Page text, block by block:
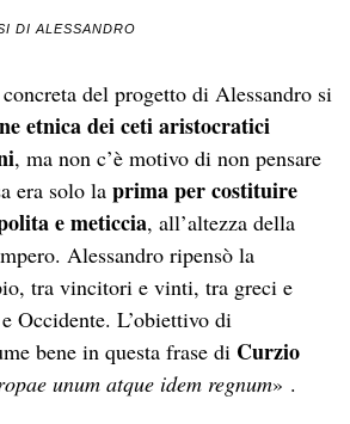
DI ALESSANDRO
del progetto di Alessandro si
etnica dei ceti aristocratici
, ma non c’è motivo di non pensare
era solo la prima per costituire
e meticcia, all’altezza della
Alessandro ripensò la
tra vincitori e vinti, tra greci e
Occidente. L’obiettivo di
bene in questa frase di Curzio
unum atque idem regnum» .